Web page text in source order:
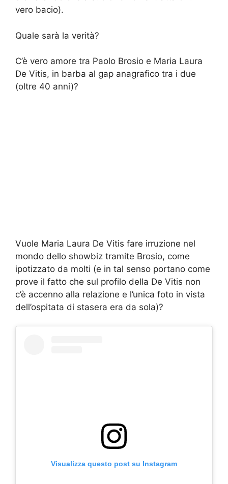
vero bacio).
Quale sarà la verità?
C’è vero amore tra Paolo Brosio e Maria Laura
De Vitis, in barba al gap anagrafico tra i due
(oltre 40 anni)?
Vuole Maria Laura De Vitis fare irruzione nel
mondo dello showbiz tramite Brosio, come
ipotizzato da molti (e in tal senso portano come
prove il fatto che sul profilo della De Vitis non
c’è accenno alla relazione e l’unica foto in vista
dell’ospitata di stasera era da sola)?
Visualizza questo post su Instagram